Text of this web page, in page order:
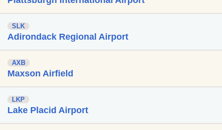
SLK
Adirondack Regional Airport
AXB
Maxson Airfield
LKP
Lake Placid Airport